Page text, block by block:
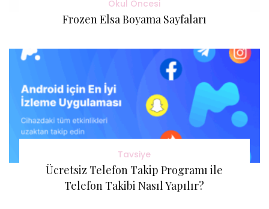
Okul Öncesi
Frozen Elsa Boyama Sayfaları
Tavsiye
Ücretsiz Telefon Takip Programı ile
Telefon Takibi Nasıl Yapılır?